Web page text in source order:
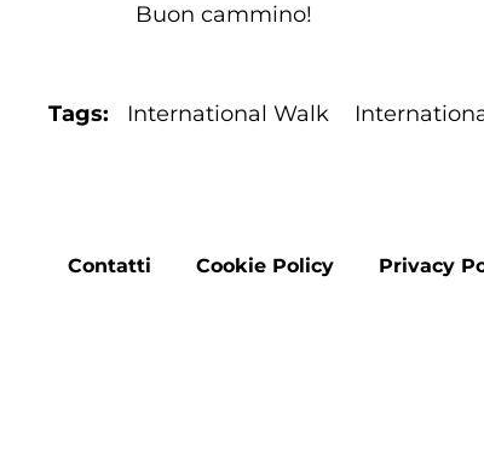
Buon cammino!
Tags International Walk
Footer
Contatti Cookie Policy Privacy